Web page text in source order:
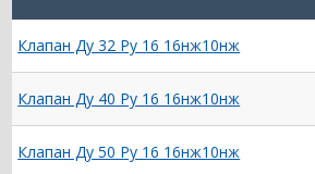
Клапан Ду 32 Ру 16 16нж10нж
Клапан Ду 40 Ру 16 16нж10нж
Клапан Ду 50 Ру 16 16нж10нж